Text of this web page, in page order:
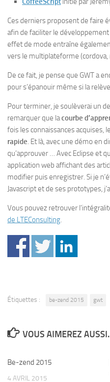
Ces derniers proposent de faire
afin de faciliter le développement
effet de mode entraîne
vers le multiplateforme (cordova,
De ce fait, je pense que GWT a
pour s’épanouir même si la
Pour terminer, je soulèverai un
remarquer que lacourbe
fois les connaissances acquises, le
rapide. Et là, avec une démo en
qu’approuver … Avec Eclipse et
application web affichant des
modifier puis enregistrer. Si je
Javascript et de ses prototypes,
Vous pouvez retrouver
de LTEConsulting.
Étiquettes : be-zend 2015 gwt
VOUS AIMEREZ
Be-zend 2015
4 AVRIL 2015